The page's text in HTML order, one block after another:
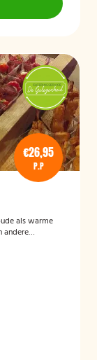
€26,95
P.P
als warme
andere